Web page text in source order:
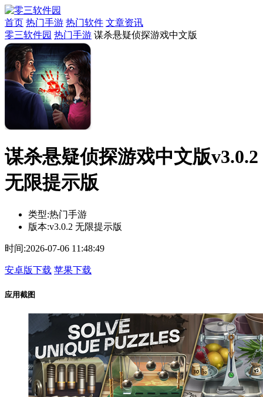
首页 热门手游 热门软件 文章资讯
零三软件园 热门手游 谋杀悬疑侦探游戏中文版
谋杀悬疑侦探游戏中文版v3.0.2
无限提示版
类型:热门手游
版本:v3.0.2 无限提示版
时间:2026-07-06 11:48:49
安卓版下载 苹果下载
应用截图